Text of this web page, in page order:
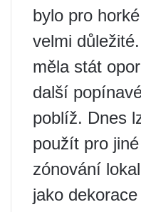
bylo pro
velmi
měla stát
další
poblíž. Dnes
použít pro
zónování
jako